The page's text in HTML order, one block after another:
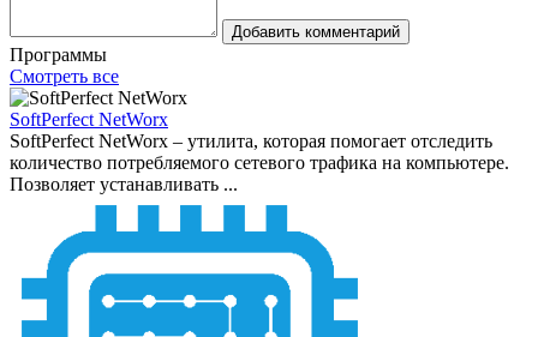
Добавить комментарий
Программы
Смотреть все
SoftPerfect NetWorx
SoftPerfect NetWorx – утилита, которая помогает отследить
количество потребляемого сетевого трафика на компьютере.
Позволяет устанавливать ...